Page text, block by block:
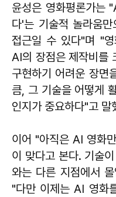
윤성은 영화평론가는
다'는 기술적 놀라움
접근일 수 있다"며 "
AI의 장점은 제작비를
구현하기 어려운 장면
큼, 그 기술을 어떻게
인지가 중요하다"고 말
이어 "아직은 AI 영화
이 맞다고 본다. 기술
와는 다른 지점에서
"다만 이제는 AI 영화